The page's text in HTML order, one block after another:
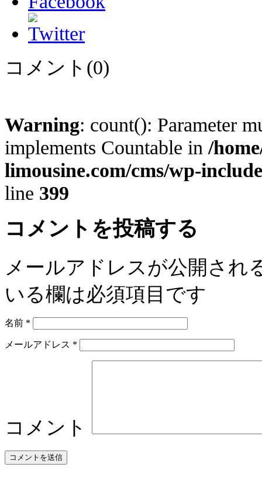
コメント(0)
Warning: count(): Parameter
implements Countable in /
limousine.com/cms/wp-
line 399
コメントを投稿する
メールアドレスが公開され
いる欄は必須項目です
名前 *
メールアドレス *
コメント